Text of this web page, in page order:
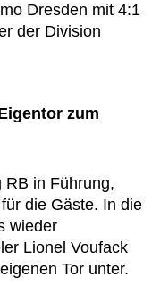
Dresden mit 4:1
der Division
zum
RB in Führung,
die Gäste. In die
wieder
Lionel Voufack
Tor unter.